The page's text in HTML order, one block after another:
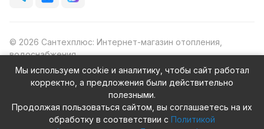
© 2026 Сантехплюс: Интернет-магазин отопления,
водоснабжения
Юридический адрес: 390023, г. Рязань, проезд Яблочкова,
ИНН/КПП: 6230087631/623001001
ОГРН: 1156230000080
Мы используем cookie и аналитику, чтобы сайт работал
корректно, а предложения были действительно
полезными.
Продолжая пользоваться сайтом, вы соглашаетесь на их
обработку в соответствии с Политикой